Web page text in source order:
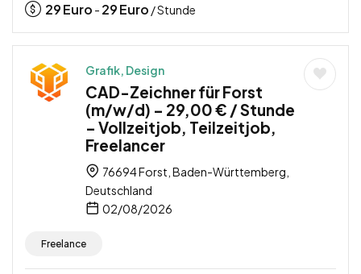
29Euro - 29Euro / Stunde
Grafik, Design
CAD-Zeichner für Forst
(m/w/d) – 29,00 € / Stunde
– Vollzeitjob, Teilzeitjob,
Freelancer
76694 Forst, Baden-Württemberg,
Deutschland
02/08/2026
Freelance